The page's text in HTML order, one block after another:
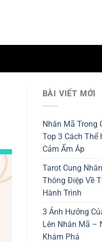
BÀI VIẾT MỚI
Nhân Mã Trong
Top 3 Cách Thể
Cảm Ấm Áp
Tarot Cung
Thông Điệp Về
Hành Trình
3 Ảnh Hưởng
Lên Nhân Mã –
Khám Phá